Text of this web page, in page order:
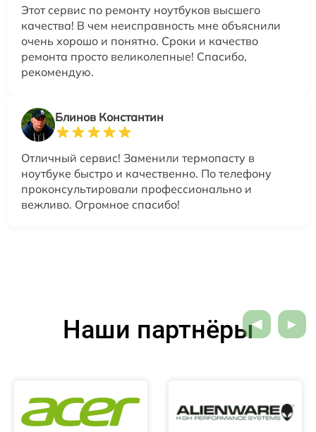
Этот сервис по ремонту ноутбуков высшего
качества! В чем неисправность мне объяснили
очень хорошо и понятно. Сроки и качество
ремонта просто великолепные! Спасибо,
рекомендую.
Блинов Константин
Отличный сервис! Заменили термопасту в
ноутбуке быстро и качественно. По телефону
проконсультировали профессионально и
вежливо. Огромное спасибо!
Наши партнёры